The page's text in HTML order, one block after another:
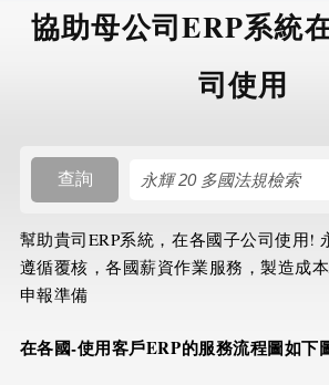
協助母公司ERP系統
司使用
查詢
幫助貴司ERP系統，在各國子公司使用!
遵循覆核，各國薪資作業服務，製造成
申報準備
在各國-使用客戶ERP的服務流程圖如下